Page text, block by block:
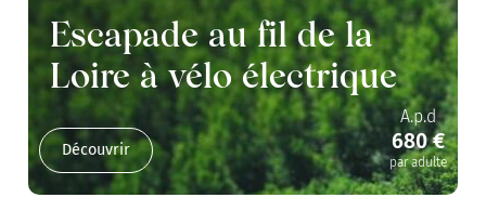
Escapade au fil de la
Loire à vélo électrique
Découvrir
A.p.d
680 €
par adulte